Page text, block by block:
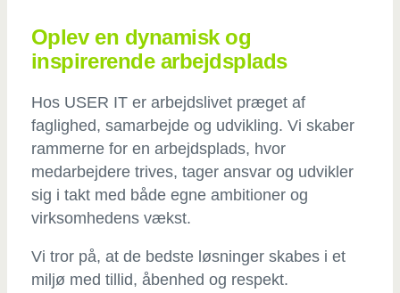
Oplev en dynamisk og
inspirerende arbejdsplads
Hos USER IT er arbejdslivet præget af
faglighed, samarbejde og udvikling. Vi skaber
rammerne for en arbejdsplads, hvor
medarbejdere trives, tager ansvar og udvikler
sig i takt med både egne ambitioner og
virksomhedens vækst.
Vi tror på, at de bedste løsninger skabes i et
miljø med tillid, åbenhed og respekt.